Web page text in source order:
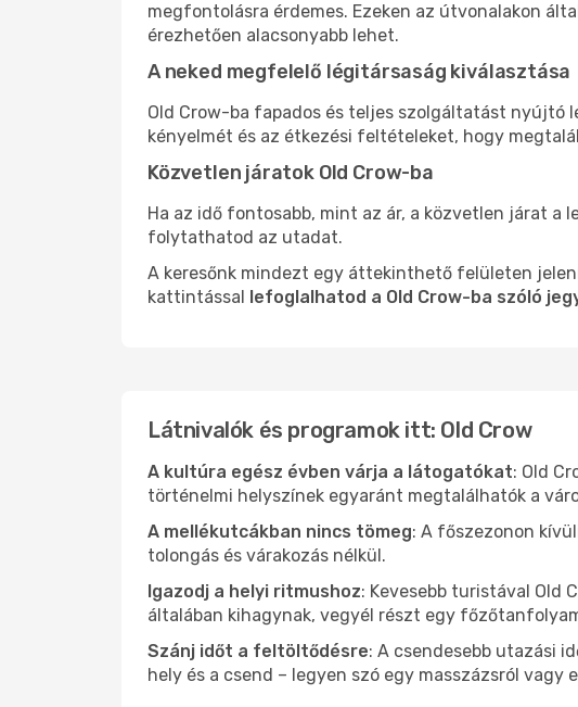
megfontolásra érdemes. Ezeken az útvonalakon
érezhetően alacsonyabb lehet.
A neked megfelelő légitársaság kiválasztása
Old Crow-ba fapados és teljes szolgáltatást nyújtó
kényelmét és az étkezési feltételeket, hogy
Közvetlen járatok Old Crow-ba
Ha az idő fontosabb, mint az ár, a közvetlen járat a
folytathatod az utadat.
A keresőnk mindezt egy áttekinthető felületen
kattintással lefoglalhatod a Old Crow-ba szóló
Látnivalók és programok itt: Old Crow
A kultúra egész évben várja a látogatókat: Old
történelmi helyszínek egyaránt megtalálhatók a
A mellékutcákban nincs tömeg: A főszezonon
tolongás és várakozás nélkül.
Igazodj a helyi ritmushoz: Kevesebb turistával Old
általában kihagynak, vegyél részt egy
Szánj időt a feltöltődésre: A csendesebb utazási
hely és a csend – legyen szó egy masszázsról vagy